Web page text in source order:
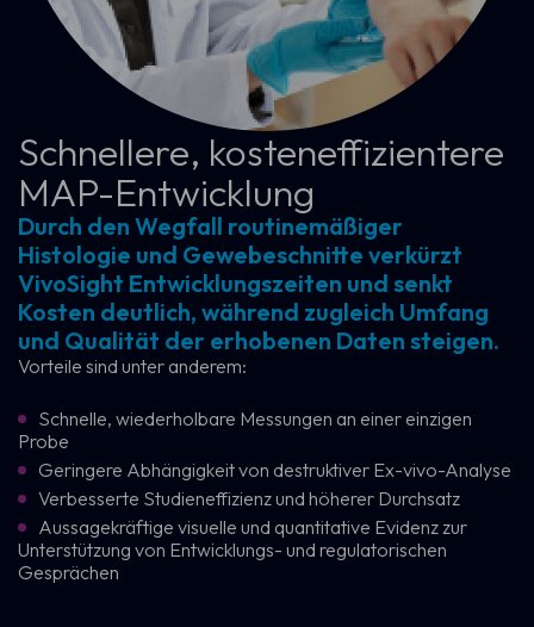
Schnellere, kosteneffizientere
MAP-Entwicklung
Durch den Wegfall routinemäßiger
Histologie und Gewebeschnitte verkürzt
VivoSight Entwicklungszeiten und senkt
Kosten deutlich, während zugleich Umfang
und Qualität der erhobenen Daten steigen.
Vorteile sind unter anderem:
Schnelle, wiederholbare Messungen an einer einzigen
Probe
Geringere Abhängigkeit von destruktiver Ex-vivo-Analyse
Verbesserte Studieneffizienz und höherer Durchsatz
Aussagekräftige visuelle und quantitative Evidenz zur
Unterstützung von Entwicklungs- und regulatorischen
Gesprächen